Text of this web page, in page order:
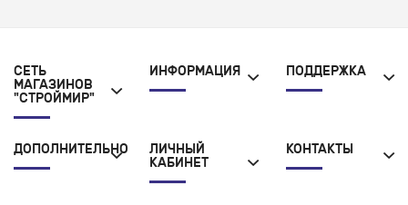
СЕТЬ
МАГАЗИНОВ
"СТРОЙМИР"
ИНФОРМАЦИЯ ПОДДЕРЖКА
ДОПОЛНИТЕЛЬНО
ЛИЧНЫЙ
КАБИНЕТ
КОНТАКТЫ